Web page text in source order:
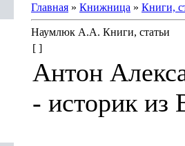
Главная » Книжница » Книги,
Наумлюк А.А. Книги, статьи
[ ]
Антон
- историк из